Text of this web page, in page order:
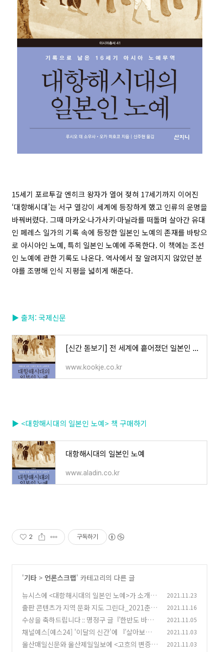
15세기 포르투갈 엔히크 왕자가 열어 젖혀 17세기까지 이어진
‘대항해시대’는 서구 열강이 세계에 등장하게 했고 인류의 운명을
바꿔버렸다. 그때 마카오·나가사키·마닐라를 떠돌며 살아간 유대
인 페레스 일가의 기록 속에 등장한 일본인 노예의 존재를 바탕으
로 아시아인 노예, 특히 일본인 노예에 주목한다. 이 책에는 조선
인 노예에 관한 기록도 나온다. 역사에서 잘 알려지지 않았던 분
야를 조명해 인식 지평을 넓히게 해준다.
▶ 출처: 국제신문
[신간 돋보기] 전 세계에 흩어졌던 일본인 노예
www.kookje.co.kr
▶ <대항해시대의 일본인 노예> 책 구매하기
대항해시대의 일본인 노예
www.aladin.co.kr
2 구독하기
'기타 > 언론스크랩' 카테고리의 다른 글
뉴시스에 <대항해시대의 일본인 노예>가 소개되
었습니다.
(0)
2021.11.23
출판 콘텐츠가 지역 문화 지도 그린다_2021춘천
한국지역도서전
(0)
2021.11.16
수상을 축하드립니다 :: 명정구 글『한반도 바닷
물고기 세밀화 대도감』 롯데출판문화대상 대상
수상
(1)
2021.11.05
채널예스[예스24] '이달의 신간'에 『살아보니,
대만』이 선정되었습니다!
(4)
2021.11.03
울산매일신문와 울산제일일보에 <고흐의 변증법
2021.11.03